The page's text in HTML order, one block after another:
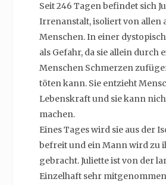
Seit 246 Tagen befindet sich
Irrenanstalt, isoliert von allen
Menschen. In einer
als Gefahr, da sie allein durch
Menschen Schmerzen
töten kann. Sie entzieht
Lebenskraft und sie kann
machen.
Eines Tages wird sie aus der
befreit und ein Mann wird zu
gebracht. Juliette ist von der
Einzelhaft sehr